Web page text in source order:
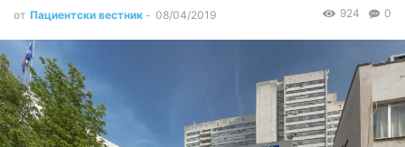
от Пациентски вестник - 08/04/2019 0
924